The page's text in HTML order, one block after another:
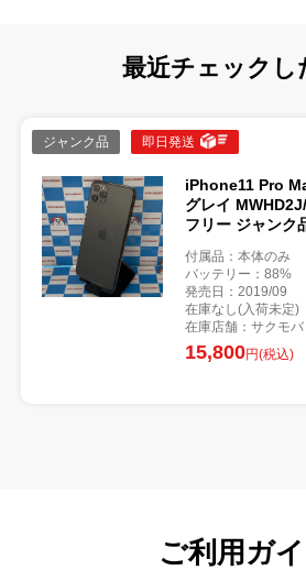
最近チェックし
ジャンク品 即日発送
iPhone11 Pro
グレイ
フリー ジャンク
付属品：本体のみ
バッテリー：88%
発売日：2019/09
在庫なし(入荷未定)
在庫店舗：サクモ
15,800円(税込)
ご利用ガ